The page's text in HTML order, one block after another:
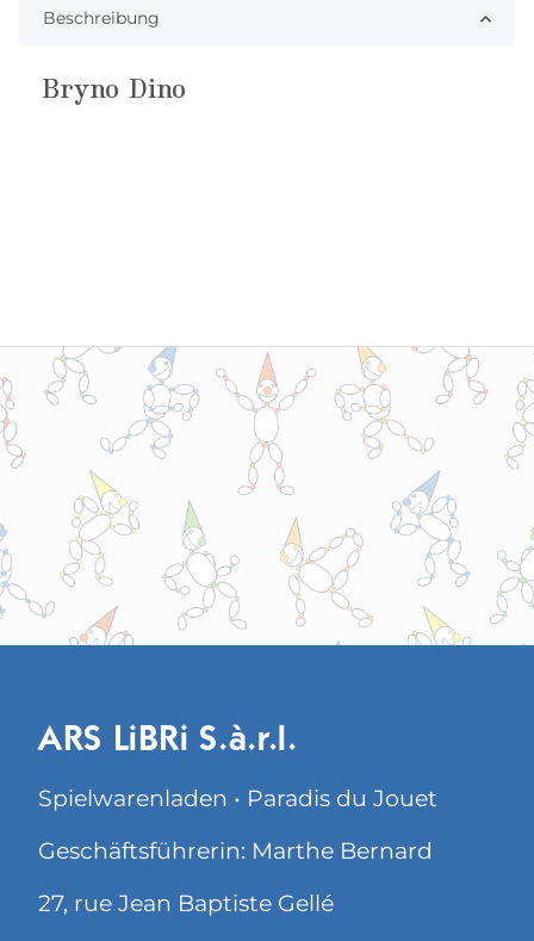
Beschreibung
Bryno Dino
ARS LiBRi S.à.r.l.
Spielwarenladen • Paradis du Jouet
Geschäftsführerin: Marthe Bernard
27, rue Jean Baptiste Gellé